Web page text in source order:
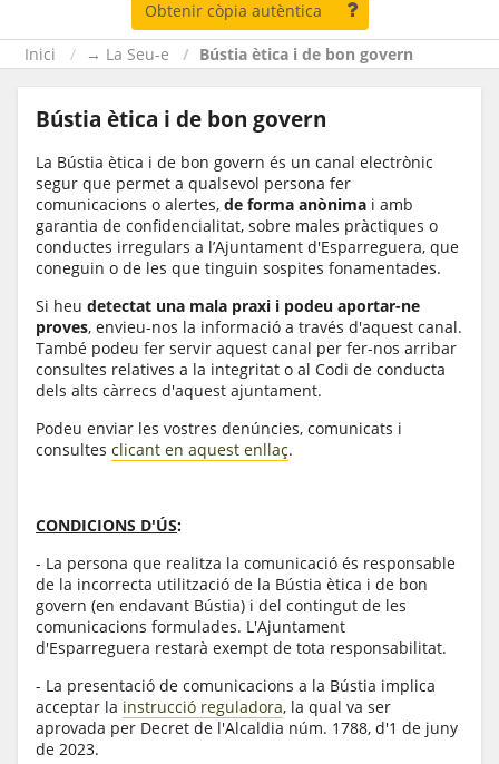
Obtenir còpia autèntica
Inici → La Seu-e Bústia ètica i de bon govern
Bústia ètica i de bon govern
La Bústia ètica i de bon govern és un canal electrònic
segur que permet a qualsevol persona fer
comunicacions o alertes, de forma anònima i amb
garantia de confidencialitat, sobre males pràctiques o
conductes irregulars a l’Ajuntament d'Esparreguera, que
coneguin o de les que tinguin sospites fonamentades.
Si heu detectat una mala praxi i podeu aportar-ne
proves, envieu-nos la informació a través d'aquest canal.
També podeu fer servir aquest canal per fer-nos arribar
consultes relatives a la integritat o al Codi de conducta
dels alts càrrecs d'aquest ajuntament.
Podeu enviar les vostres denúncies, comunicats i
consultes clicant en aquest enllaç.
CONDICIONS D'ÚS:
- La persona que realitza la comunicació és responsable
de la incorrecta utilització de la Bústia ètica i de bon
govern (en endavant Bústia) i del contingut de les
comunicacions formulades. L'Ajuntament
d'Esparreguera restarà exempt de tota responsabilitat.
- La presentació de comunicacions a la Bústia implica
acceptar la instrucció reguladora, la qual va ser
aprovada per Decret de l'Alcaldia núm. 1788, d'1 de juny
de 2023.